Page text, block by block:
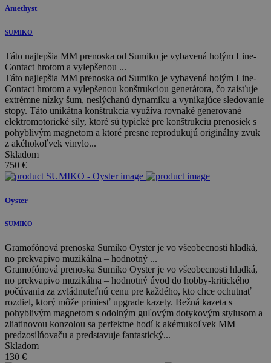
Amethyst
SUMIKO
Táto najlepšia MM prenoska od Sumiko je vybavená holým Line-
Contact hrotom a vylepšenou ...
Táto najlepšia MM prenoska od Sumiko je vybavená holým Line-
Contact hrotom a vylepšenou konštrukciou generátora, čo zaisťuje
extrémne nízky šum, neslýchanú dynamiku a vynikajúce sledovanie
stopy. Táto unikátna konštrukcia využíva rovnaké generované
elektromotorické sily, ktoré sú typické pre konštrukciu prenosiek s
pohyblivým magnetom a ktoré presne reprodukujú originálny zvuk
z akéhokoľvek vinylo...
Skladom
750 €
Oyster
SUMIKO
Gramofónová prenoska Sumiko Oyster je vo všeobecnosti hladká,
no prekvapivo muzikálna – hodnotný ...
Gramofónová prenoska Sumiko Oyster je vo všeobecnosti hladká,
no prekvapivo muzikálna – hodnotný úvod do hobby-kritického
počúvania za zvládnuteľnú cenu pre každého, kto chce ochutnať
rozdiel, ktorý môže priniesť upgrade kazety. Bežná kazeta s
pohyblivým magnetom s odolným guľovým dotykovým stylusom a
zliatinovou konzolou sa perfektne hodí k akémukoľvek MM
predzosilňovaču a predstavuje fantastický...
Skladom
130 €